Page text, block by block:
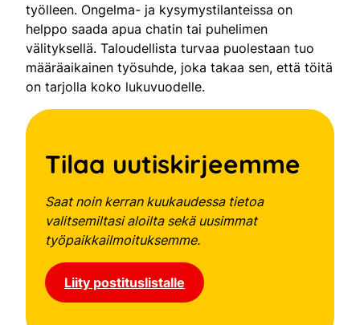
työlleen. Ongelma- ja kysymystilanteissa on
helppo saada apua chatin tai puhelimen
välityksellä. Taloudellista turvaa puolestaan tuo
määräaikainen työsuhde, joka takaa sen, että töitä
on tarjolla koko lukuvuodelle.
Tilaa uutiskirjeemme
Saat noin kerran kuukaudessa tietoa
valitsemiltasi aloilta sekä uusimmat
työpaikkailmoituksemme.
Liity postituslistalle